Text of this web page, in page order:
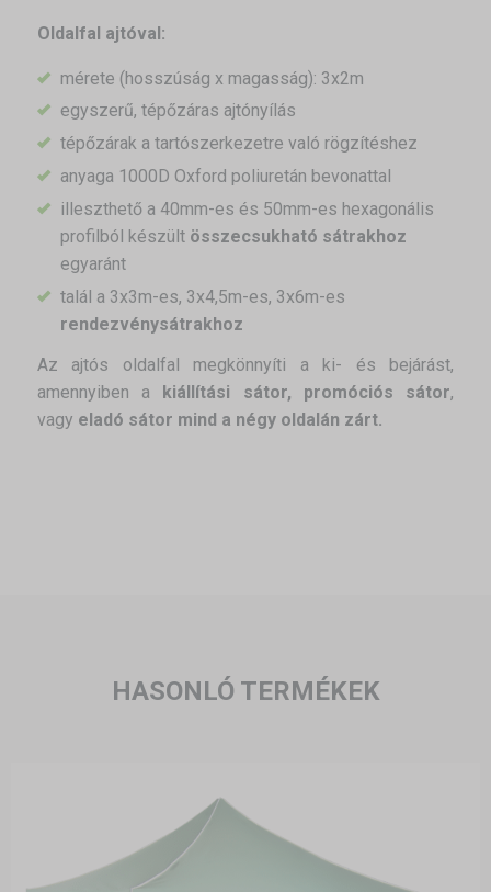
Oldalfal ajtóval:
mérete (hosszúság x magasság): 3x2m
egyszerű, tépőzáras ajtónyílás
tépőzárak a tartószerkezetre való rögzítéshez
anyaga 1000D Oxford poliuretán bevonattal
illeszthető a 40mm-es és 50mm-es hexagonális
profilból készült összecsukható sátrakhoz
egyaránt
talál a 3x3m-es, 3x4,5m-es, 3x6m-es
rendezvénysátrakhoz
Az ajtós oldalfal megkönnyíti a ki- és bejárást,
amennyiben a
kiállítási sátor, promóciós sátor,
vagy eladó sátor mind a négy oldalán zárt.
HASONLÓ TERMÉKEK